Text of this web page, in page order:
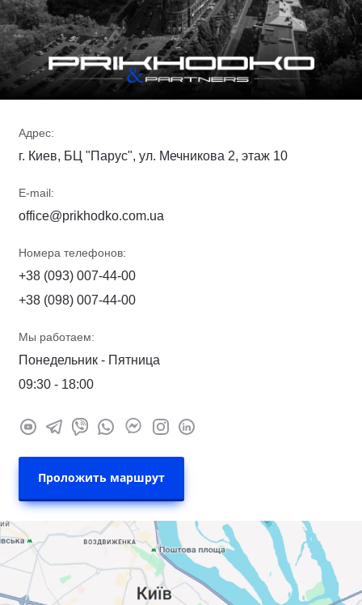
Адрес:
г. Киев, БЦ "Парус", ул. Мечникова 2, этаж 10
E-mail:
office@prikhodko.com.ua
Номера телефонов:
+38 (093) 007-44-00
+38 (098) 007-44-00
Мы работаем:
Понедельник - Пятница
09:30 - 18:00
Проложить маршрут